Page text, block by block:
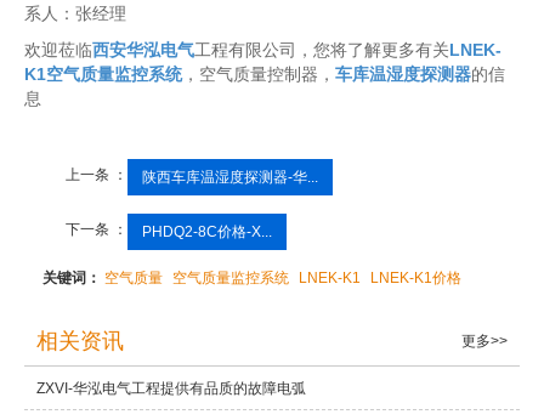
系人：张经理
欢迎莅临西安华泓电气工程有限公司，您将了解更多有关LNEK-
K1空气质量监控系统，空气质量控制器， 车库温湿度探测器的信
息
上一条 ： 陕西车库温湿度探测器-华...
下一条 ： PHDQ2-8C价格-X...
关键词： 空气质量 空气质量监控系统 LNEK-K1 LNEK-K1价格
相关资讯 更多>>
ZXVI-华泓电气工程提供有品质的故障电弧